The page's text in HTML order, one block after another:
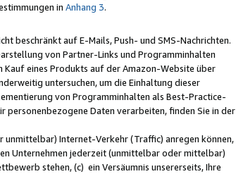
in Anhang 3.
beschränkt auf E-Mails, Push- und SMS-Nachrichten.
von Partner-Links und Programminhalten
Kauf eines Produkts auf der Amazon-Website über
untersuchen, um die Einhaltung dieser
von Programminhalten als Best-Practice-
Daten verarbeiten, finden Sie in der
unmittelbar) Internet-Verkehr (Traffic) anregen können,
Unternehmen jederzeit (unmittelbar oder mittelbar)
stehen, (c) ein Versäumnis unsererseits, Ihre